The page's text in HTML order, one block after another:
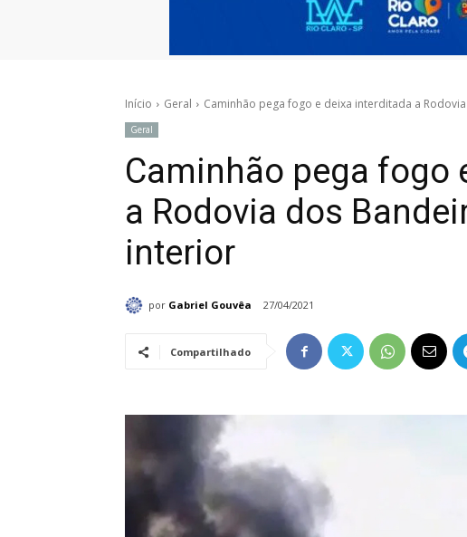
Início Geral Caminhão pega fogo e deixa interditada a
Geral
Caminhão pega fogo
a Rodovia dos
interior
por Gabriel Gouvêa 27/04/2021
Compartilhado